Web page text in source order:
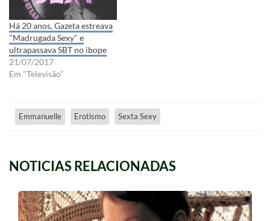
Há 20 anos, Gazeta estreava
"Madrugada Sexy" e
ultrapassava SBT no ibope
21/07/2017
Em "Televisão"
Emmanuelle Erotismo Sexta Sexy
NOTICIAS RELACIONADAS